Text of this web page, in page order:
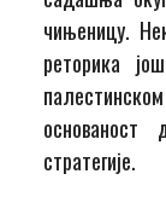
чињеницу.
реторика
основаност
стратегије.